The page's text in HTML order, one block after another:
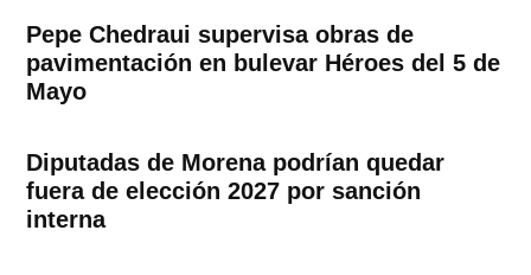
Pepe Chedraui supervisa obras de
pavimentación en bulevar Héroes del 5 de
Mayo
Diputadas de Morena podrían quedar
fuera de elección 2027 por sanción
interna